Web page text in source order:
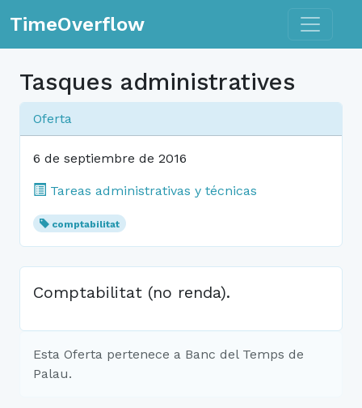
TimeOverflow Toggle
Tasques administratives
Oferta
6 de septiembre de 2016
Tareas administrativas y técnicas
comptabilitat
Comptabilitat (no renda).
Esta Oferta pertenece a Banc del Temps de
Palau.